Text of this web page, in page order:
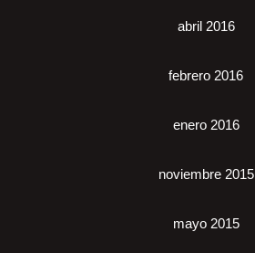
abril 2016
febrero 2016
enero 2016
noviembre 2015
mayo 2015